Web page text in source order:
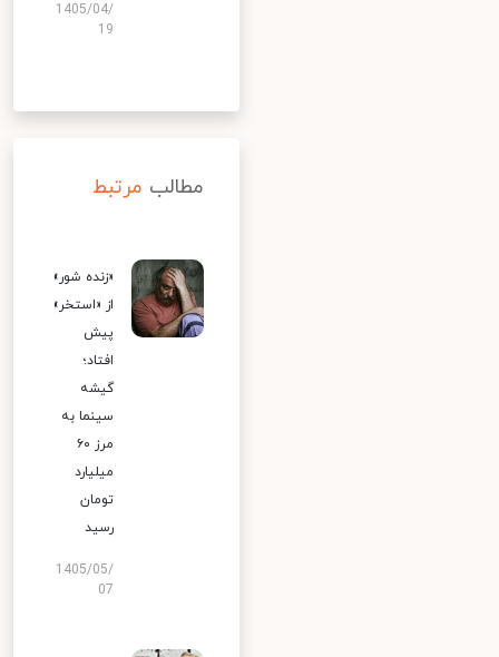
1405/04/
19
مطالب مرتبط
«زنده شور»
از «استخر»
پیش
افتاد؛
گیشه
سینما به
مرز ۶۰
میلیارد
تومان
رسید
1405/05/
07